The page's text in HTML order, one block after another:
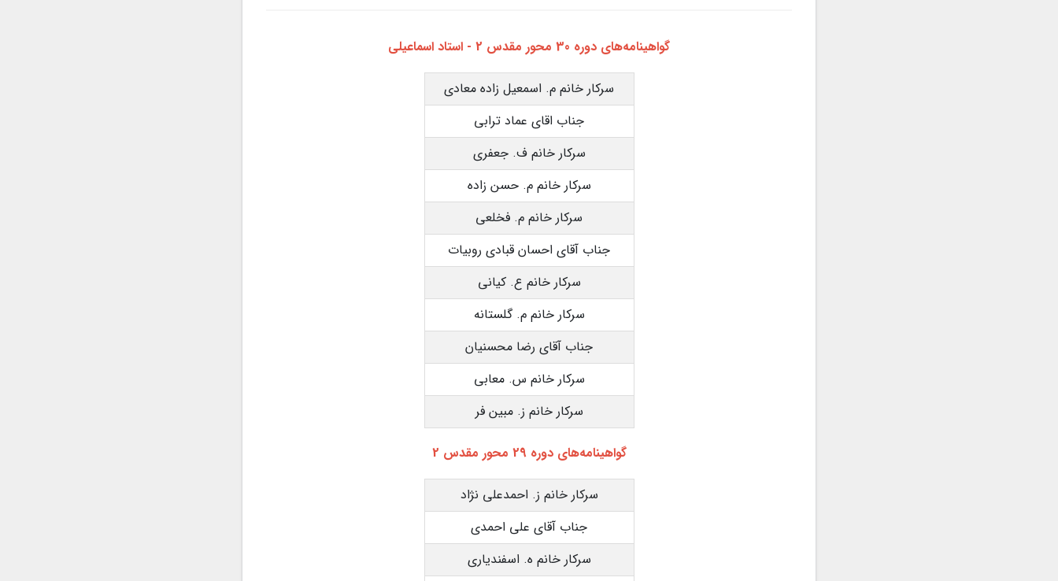
گواهینامه‌های دوره 30 محور مقدس 2 - استاد اسماعیلی
سرکار خانم م. اسمعیل زاده معادی
جناب اقای عماد ترابی
سرکار خانم ف. جعفری
سرکار خانم م. حسن زاده
سرکار خانم م. فخلعی
جناب آقای احسان قبادی روبیات
سرکار خانم ع. کیانی
سرکار خانم م. گلستانه
جناب آقای رضا محسنیان
سرکار خانم س. معابی
سرکار خانم ز. مبین فر
گواهینامه‌های دوره 29 محور مقدس 2
سرکار خانم ز. احمدعلی نژاد
جناب آقای علی احمدی
سرکار خانم ه. اسفندیاری